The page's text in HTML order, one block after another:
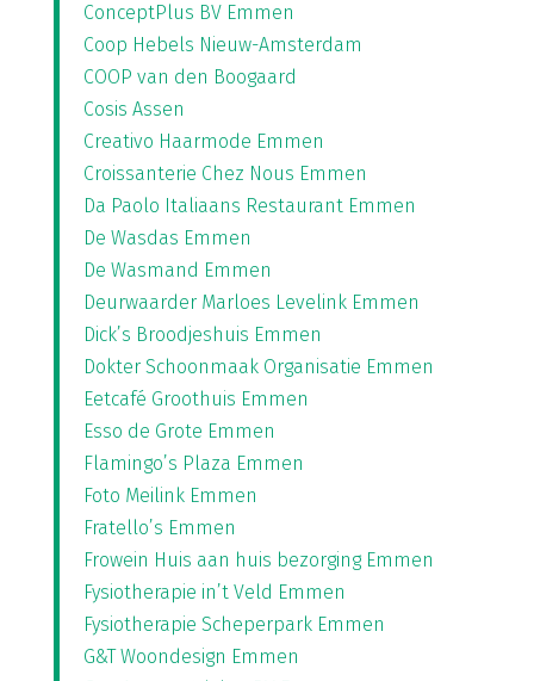
ConceptPlus BV Emmen
Coop Hebels Nieuw-Amsterdam
COOP van den Boogaard
Cosis Assen
Creativo Haarmode Emmen
Croissanterie Chez Nous Emmen
Da Paolo Italiaans Restaurant Emmen
De Wasdas Emmen
De Wasmand Emmen
Deurwaarder Marloes Levelink Emmen
Dick’s Broodjeshuis Emmen
Dokter Schoonmaak Organisatie Emmen
Eetcafé Groothuis Emmen
Esso de Grote Emmen
Flamingo’s Plaza Emmen
Foto Meilink Emmen
Fratello’s Emmen
Frowein Huis aan huis bezorging Emmen
Fysiotherapie in’t Veld Emmen
Fysiotherapie Scheperpark Emmen
G&T Woondesign Emmen